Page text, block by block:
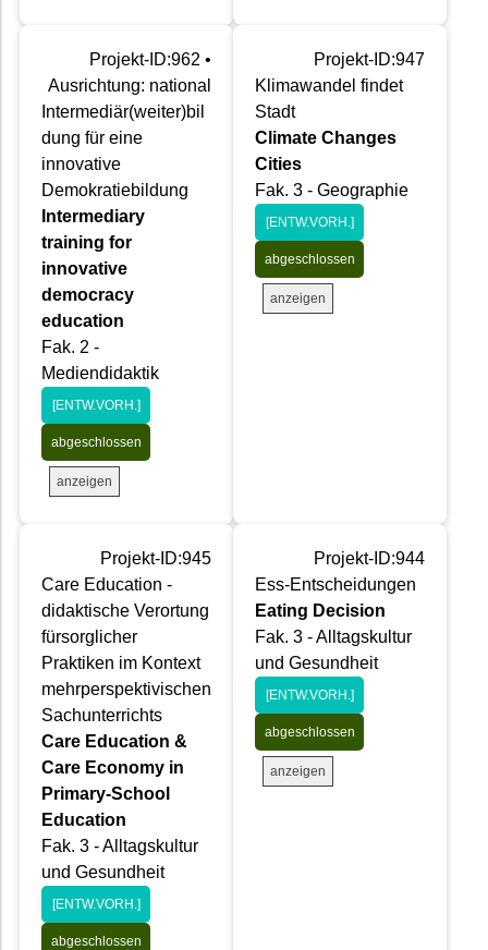
Projekt-ID:962 •
Ausrichtung: national
Intermediär(weiter)bil
dung für eine
innovative
Demokratiebildung
Intermediary
training for
innovative
democracy
education
Fak. 2 -
Mediendidaktik
[ENTW.VORH.]
abgeschlossen
anzeigen
Projekt-ID:947
Klimawandel findet
Stadt
Climate Changes
Cities
Fak. 3 - Geographie
[ENTW.VORH.]
abgeschlossen
anzeigen
Projekt-ID:945
Care Education -
didaktische Verortung
fürsorglicher
Praktiken im Kontext
mehrperspektivischen
Sachunterrichts
Care Education &
Care Economy in
Primary-School
Education
Fak. 3 - Alltagskultur
und Gesundheit
[ENTW.VORH.]
abgeschlossen
Projekt-ID:944
Ess-Entscheidungen
Eating Decision
Fak. 3 - Alltagskultur
und Gesundheit
[ENTW.VORH.]
abgeschlossen
anzeigen